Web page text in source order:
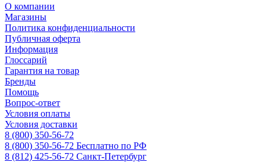
О компании
Магазины
Политика конфиденциальности
Публичная оферта
Информация
Глоссарий
Гарантия на товар
Бренды
Помощь
Вопрос-ответ
Условия оплаты
Условия доставки
8 (800) 350-56-72
8 (800) 350-56-72 Бесплатно по РФ
8 (812) 425-56-72 Санкт-Петербург